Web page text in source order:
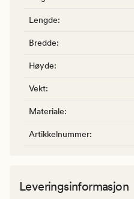
Lengde:
Bredde:
Høyde:
Vekt:
Materiale:
Artikkelnummer:
Leveringsinformasjon